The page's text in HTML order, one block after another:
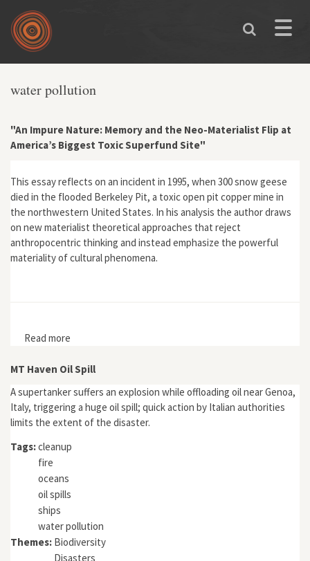
Skip to main content
Toggle
water pollution
"An Impure Nature: Memory and the Neo-Materialist Flip at
America’s Biggest Toxic Superfund Site"
This essay reflects on an incident in 1995, when 300 snow geese
died in the flooded Berkeley Pit, a toxic open pit copper mine in
the northwestern United States. In his analysis the author draws
on new materialist theoretical approaches that reject
anthropocentric thinking and instead emphasize the powerful
materiality of cultural phenomena.
Read more
Site"
MT Haven Oil Spill
A supertanker suffers an explosion while offloading oil near Genoa,
Italy, triggering a huge oil spill; quick action by Italian authorities
limits the extent of the disaster.
Tags:cleanup
fire
oceans
oil spills
ships
water pollution
Themes: Biodiversity
Disasters